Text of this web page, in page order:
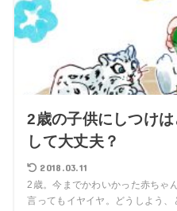
2歳の子供にしつけ
して大丈夫？
2018.03.11
2歳。今までかわいかった赤ちゃ
言ってもイヤイヤ。どうしよう